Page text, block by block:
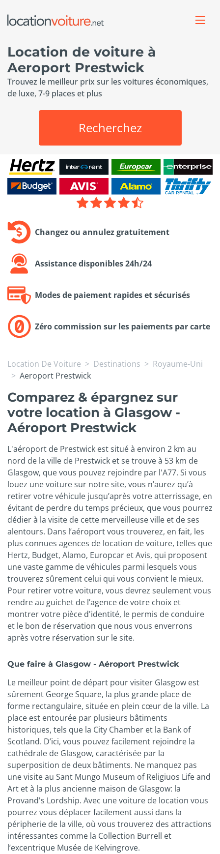
Location de voiture à
Aeroport Prestwick
Trouvez le meilleur prix sur les voitures économiques,
de luxe, 7-9 places et plus
Recherchez
Changez ou annulez gratuitement
Assistance disponibles 24h/24
Modes de paiement rapides et sécurisés
Zéro commission sur les paiements par carte
Location De Voiture Destinations
Royaume-Uni
Aeroport Prestwick
Comparez & épargnez sur
votre location à Glasgow -
Aéroport Prestwick
L'aéroport de Prestwick est situé à environ 2 km au
nord de la ville de Prestwick et se trouve à 53 km de
Glasgow, que vous pouvez rejoindre par l'A77. Si vous
louez une voiture sur notre site, vous n’aurez qu’à
retirer votre véhicule jusqu’après votre atterrissage, en
évitant de perdre du temps précieux, que vous pourrez
dédier à la visite de cette merveilleuse ville et de ses
alentours. Dans l’aéroport vous trouverez, en fait, les
plus connues agences de location de voiture, telles que
Hertz, Budget, Alamo, Europcar et Avis, qui proposent
une vaste gamme de véhicules parmi lesquels vous
trouverez sûrement celui qui vous convient le mieux.
Pour retirer votre voiture, vous devrez seulement vous
rendre au guichet de l’agence de votre choix et
montrer votre pièce d'identité, le permis de conduire
et le bon de réservation que nous vous enverrons
après votre réservation sur le site.
Que faire à Glasgow - Aéroport Prestwick
Le meilleur point de départ pour visiter Glasgow est
sûrement George Square, la plus grande place de
forme rectangulaire, située en plein cœur de la ville. La
place est entourée par plusieurs bâtiments
historiques, tels que la City Chamber et la Bank of
Scotland. D’ici, vous pouvez facilement rejoindre la
cathédrale de Glasgow, caractérisée par la
superposition de deux bâtiments. Ne manquez pas
une visite au Sant Mungo Museum of Religiuos Life and
Art et à la plus ancienne maison de Glasgow: la
Provand's Lordship. Avec une voiture de location vous
pourrez vous déplacer facilement aussi dans la
péripherie de la ville, où vous trouverez des attractions
intéressantes comme la Collection Burrell et
l’excentrique Musée de Kelvingrove.